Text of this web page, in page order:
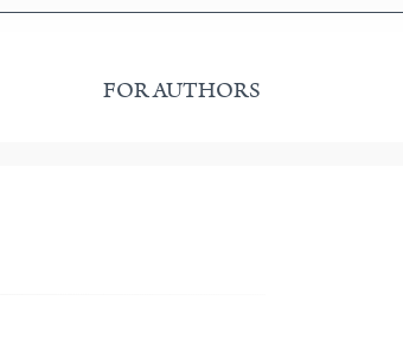
FOR AUTHORS